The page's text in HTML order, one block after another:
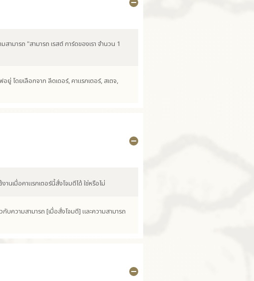
มสามารถ "สามารถ เรสต์ การ์ดของเรา จำนวน 1
โดยเลือกจาก ลีดเดอร์, คาแรกเตอร์, สเตจ,
านเมื่อคาแรกเตอร์นี้สั่งโจมตีได้ ใช่หรือไม่
วกับความสามารถ [เมื่อสั่งโจมตี] และความสามารถ